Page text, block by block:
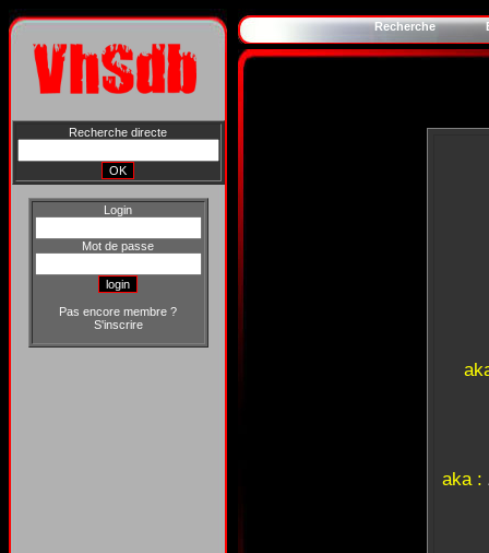
Recherche directe
Login
Mot de passe
Pas encore membre ?
S'inscrire
Recherche
aka :